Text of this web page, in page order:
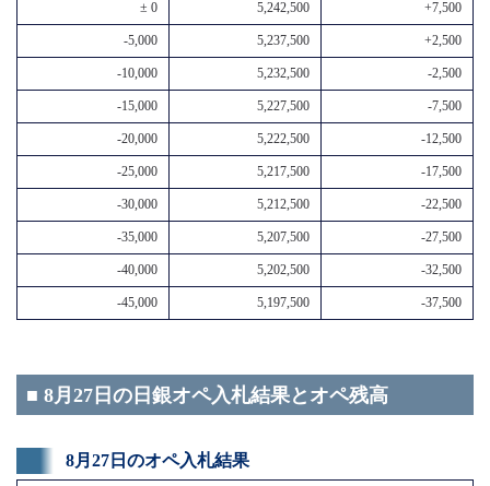
± 0 5,242,500 +7,500
-5,000 5,237,500 +2,500
-10,000 5,232,500 -2,500
-15,000 5,227,500 -7,500
-20,000 5,222,500 -12,500
-25,000 5,217,500 -17,500
-30,000 5,212,500 -22,500
-35,000 5,207,500 -27,500
-40,000 5,202,500 -32,500
-45,000 5,197,500 -37,500
■ 8月27日の日銀オペ入札結果とオペ残高
8月27日のオペ入札結果